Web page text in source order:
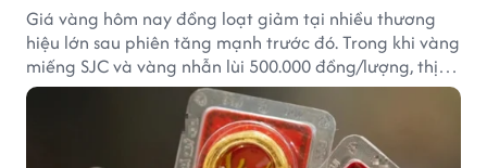
Giá vàng hôm nay đồng loạt giảm tại nhiều thương
hiệu lớn sau phiên tăng mạnh trước đó. Trong khi vàng
miếng SJC và vàng nhẫn lùi 500.000 đồng/lượng, thị
trường vẫn duy trì mặt bằng giá cao, với sự chênh
lệch đáng kể giữa các doanh nghiệp.